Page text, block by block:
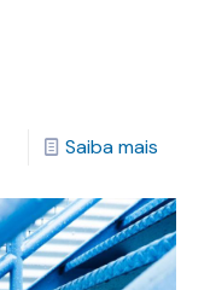
Saiba mais